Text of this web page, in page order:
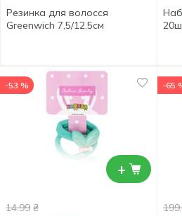
Резинка для волосся
Greenwich 7,5/12,5см
+
-53 %
14.99 ₴
-65